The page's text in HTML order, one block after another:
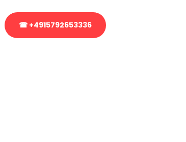
☎ +4915792653336